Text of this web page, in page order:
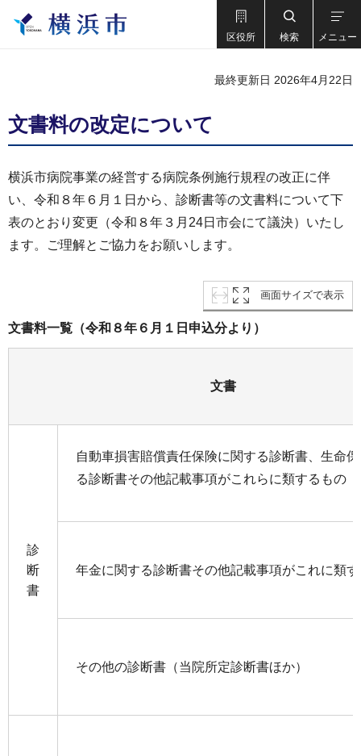
区役所 検索 メニュー
最終更新日 2026年4月22日
文書料の改定について
横浜市病院事業の経営する病院条例施行規程の改正に伴
い、令和８年６月１日から、診断書等の文書料について下
表のとおり変更（令和８年３月24日市会にて議決）いたし
ます。ご理解とご協力をお願いします。
画面サイズで表示
文書料一覧（令和８年６月１日申込分より）
文書
診
断
書
自動車損害賠償責任保険に関する診断書、生命
る診断書その他記載事項がこれらに類するもの
年金に関する診断書その他記載事項がこれに類
その他の診断書（当院所定診断書ほか）